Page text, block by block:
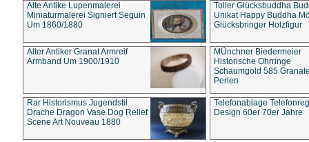
Alte Antike Lupenmalerei
Miniaturmalerei Signiert Seguin
Um 1860/1880
Toller Glücksbuddha
Unikat Happy Buddha
Glücksbringer Holzfigur
Alter Antiker Granat Armreif
Armband Um 1900/1910
MÜnchner Biedermeier
Historische Ohrringe
Schaumgold 585
Perlen
Rar Historismus Jugendstil
Drache Dragon Vase Dog Relief
Scene Art Nouveau 1880
Telefonablage
Design 60er 70er Jahre